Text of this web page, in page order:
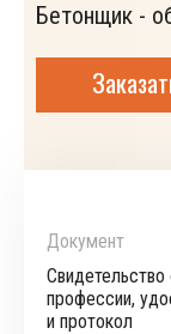
Бетонщик -
Документ
Свидетельство
профессии,
и протокол